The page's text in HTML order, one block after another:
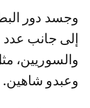
وجسد دور
إلى جانب عدد
والسوريين،
وعبدو شاهين.